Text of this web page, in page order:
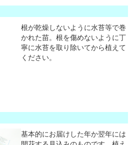
根が乾燥しないように水苔等で巻
かれた苗。根を傷めないように丁
寧に水苔を取り除いてから植えて
ください。
基本的にお届けした年か翌年には